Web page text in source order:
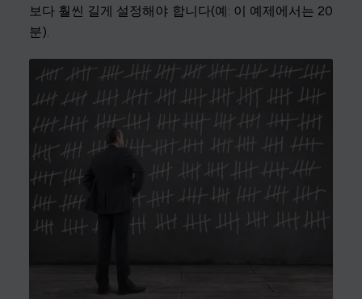
보다 훨씬 길게 설정해야 합니다(예: 이 예제에서는 20
분).